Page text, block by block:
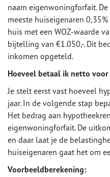
naam eigenwoningforfait.
meeste huiseigenaren
huis met een WOZ-waarde
bijtelling van €1.050,-. Dit
inkomen opgeteld.
Hoeveel betaal ik netto
Je stelt eerst vast hoeveel
jaar. In de volgende stap
Het bedrag aan
eigenwoningforfait. De
en daar laat je de
huiseigenaren gaat het om
Voorbeeldberekening: